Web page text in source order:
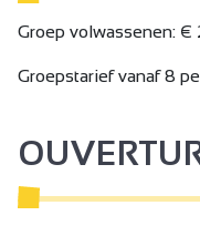
vaak kleine batches
lokale vraag.
batches vereisen voor
vruchtensappen en
fruit, dat ter plekke
wordt gecontroleerd.
Groep volwassenen: €
Groepstarief vanaf 8